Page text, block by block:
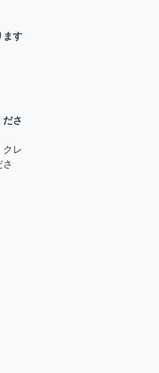
ます
さ
クレ